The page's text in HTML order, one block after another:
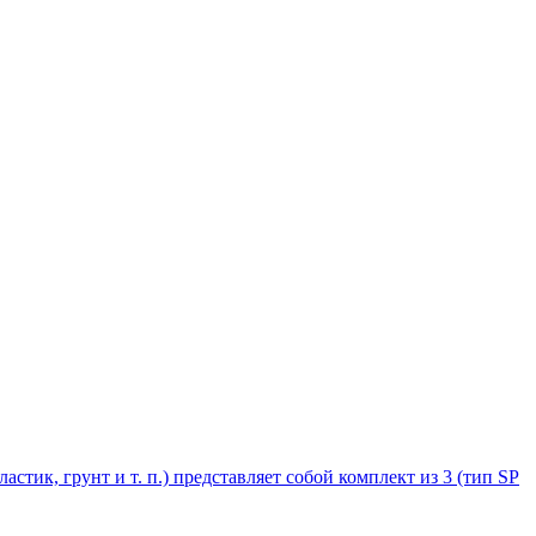
грунт и т. п.) представляет собой комплект из 3 (тип SP